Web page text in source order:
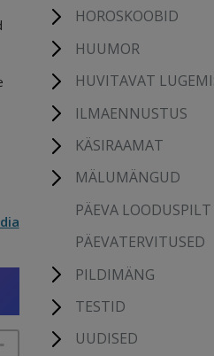
HOROSKOOBID
HUUMOR
HUVITAVAT
ILMAENNUSTUS
KÄSIRAAMAT
MÄLUMÄNGUD
PÄEVA LOODUSPILT
PÄEVATERVITUSED
PILDIMÄNG
TESTID
UUDISED